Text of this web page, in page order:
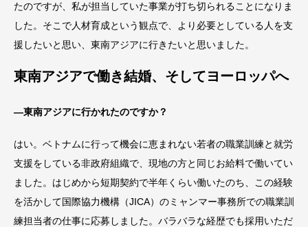
たのですが、私が担当していた事業が打ち切られることになりま
した。そこで人材育成という観点で、より必要としている人を支
援したいと思い、東南アジアに行きたいと思いました。
東南アジアで働き結婚、そしてヨーロッパへ
―東南アジアに行かれたのですか？
はい。ベトナムに行って機会に恵まれない若者の職業訓練と就労
支援をしている非政府組織で、現地の方と同じお給料で働いてい
ました。はじめから短期契約で半年くらい働いたのち、この経験
を活かして国際協力機構（JICA）のミャンマー事務所での職業訓
練担当者の仕事に応募しました。バラバラな経歴でも採用いただ